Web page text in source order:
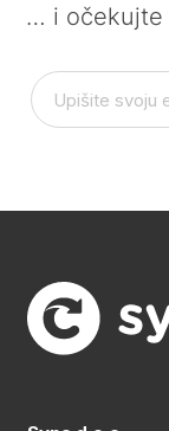
… i očekujte